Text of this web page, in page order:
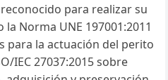
para realizar su
Norma UNE 197001:2011
para la actuación del perito
IEC 27037:2015 sobre